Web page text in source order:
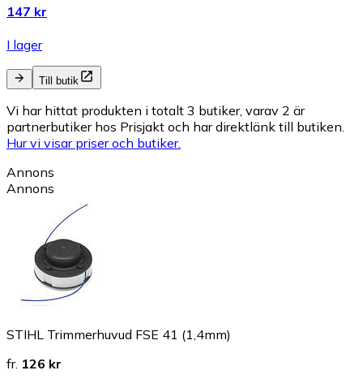
147 kr
I lager
Till butik
Vi har hittat produkten i totalt 3 butiker, varav 2 är
partnerbutiker hos Prisjakt och har direktlänk till butiken.
Hur vi visar priser och butiker.
Annons
Annons
STIHL Trimmerhuvud FSE 41 (1,4mm)
fr. 126 kr